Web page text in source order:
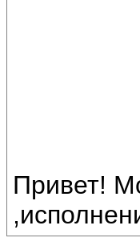
Привет!